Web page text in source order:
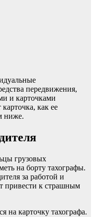
передвижения,
и карточками
как ее
ниже.
грузовых
на борту тахографы.
за работой и
привести к страшным
на карточку тахографа.